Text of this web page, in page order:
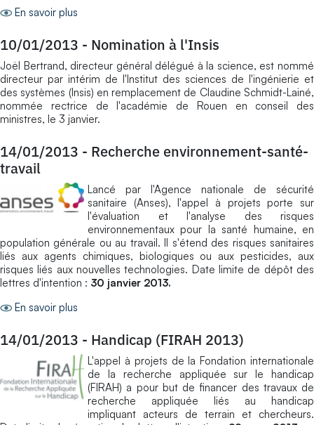
En savoir plus
10/01/2013 - Nomination à l'Insis
Joël Bertrand, directeur général délégué à la science, est nommé
directeur par intérim de l'Institut des sciences de l'ingénierie et
des systèmes (Insis) en remplacement de Claudine Schmidt-Lainé,
nommée rectrice de l'académie de Rouen en conseil des
ministres, le 3 janvier.
14/01/2013 - Recherche environnement-santé-
travail
Lancé par l'Agence nationale de sécurité
sanitaire (Anses), l'appel à projets porte sur
l'évaluation et l'analyse des risques
environnementaux pour la santé humaine, en
population générale ou au travail. Il s'étend des risques sanitaires
liés aux agents chimiques, biologiques ou aux pesticides, aux
risques liés aux nouvelles technologies. Date limite de dépôt des
lettres d'intention : 30 janvier 2013.
En savoir plus
14/01/2013 - Handicap (FIRAH 2013)
L'appel à projets de la Fondation internationale
de la recherche appliquée sur le handicap
(FIRAH) a pour but de financer des travaux de
recherche appliquée liés au handicap
impliquant acteurs de terrain et chercheurs.